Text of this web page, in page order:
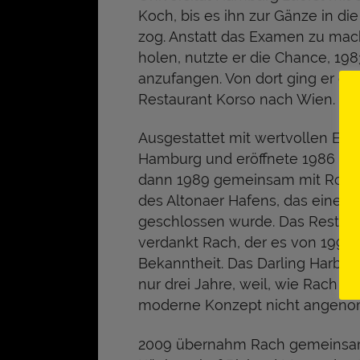
Koch, bis es ihn zur Gänze in
zog. Anstatt das Examen zu
holen, nutzte er die Chance,
anzufangen. Von dort ging er
Restaurant Korso nach Wien.
Ausgestattet mit wertvollen
Hamburg und eröffnete 1986
dann 1989 gemeinsam mit
des Altonaer Hafens, das einen
geschlossen wurde. Das
verdankt Rach, der es von
Bekanntheit. Das Darling
nur drei Jahre, weil, wie Rach
moderne Konzept nicht
2009 übernahm Rach